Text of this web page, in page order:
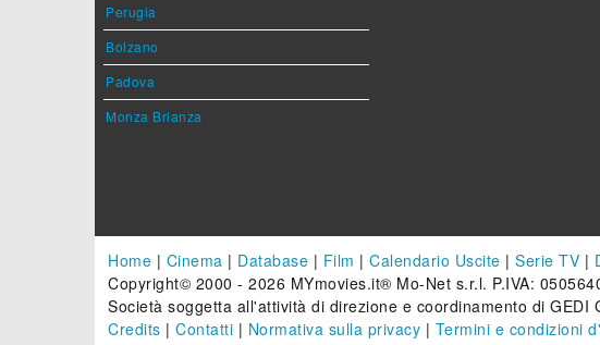
Perugia
Bolzano
Padova
Monza Brianza
Home | Cinema | Database | Film | Calendario Uscite | Serie TV |
Copyright© 2000 - 2026 MYmovies.it® Mo-Net s.r.l. P.IVA:
Società soggetta all'attività di direzione e coordinamento di
Credits | Contatti | Normativa sulla privacy | Termini e condizioni